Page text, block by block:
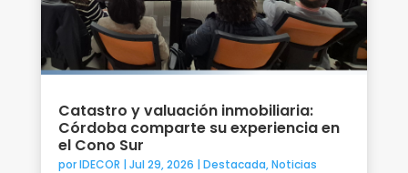
Catastro y valuación inmobiliaria:
Córdoba comparte su experiencia en
el Cono Sur
porIDECOR | Jul 29, 2026 | Destacada,Noticias